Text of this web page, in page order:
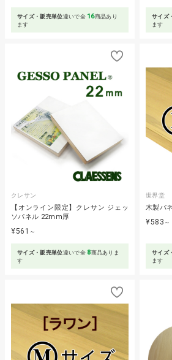
サイズ・販売単位違いで全 16商品あり
ます
サイズ
ます
クレサン
【オンライン限定】クレサン ジェッ
ソパネル 22mm厚
¥561 ～
サイズ・販売単位違いで全 8商品ありま
す
世界堂
木製パ
¥583 ～
サイズ
ます